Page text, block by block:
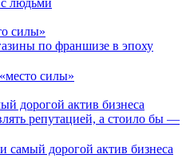
силы»
по франшизе в эпоху
дорогой актив бизнеса
репутацией, а стоило бы —